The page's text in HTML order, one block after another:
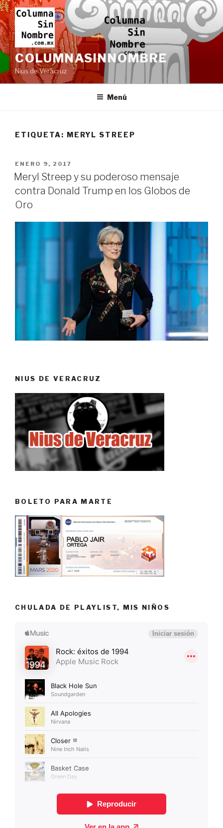
Ir
al
contenido
COLUMNASINNOMBRE
Nius de Veracruz
Menú
ETIQUETA: MERYL STREEP
PUBLICADO
EN
ENERO 9, 2017
Meryl Streep y su poderoso mensaje
contra Donald Trump en los Globos de
Oro
NIUS DE VERACRUZ
BOLETO PARA MARTE
CHULADA DE PLAYLIST, MIS NIÑOS